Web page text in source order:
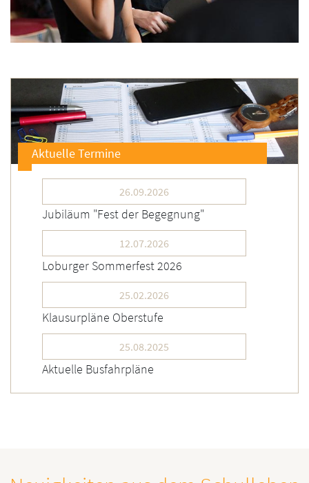
Aktuelle Termine
26.09.2026
Jubiläum "Fest der Begegnung"
12.07.2026
Loburger Sommerfest 2026
25.02.2026
Klausurpläne Oberstufe
25.08.2025
Aktuelle Busfahrpläne